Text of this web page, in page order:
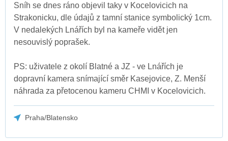
Sníh se dnes ráno objevil taky v Kocelovicich na
Strakonicku, dle údajů z tamní stanice symbolický 1cm.
V nedalekých Lnářích byl na kameře vidět jen
nesouvislý poprašek.
PS: uživatele z okolí Blatné a JZ - ve Lnářích je
dopravní kamera snímající směr Kasejovice, Z. Menší
náhrada za přetocenou kameru CHMI v Kocelovicich.
Praha/Blatensko